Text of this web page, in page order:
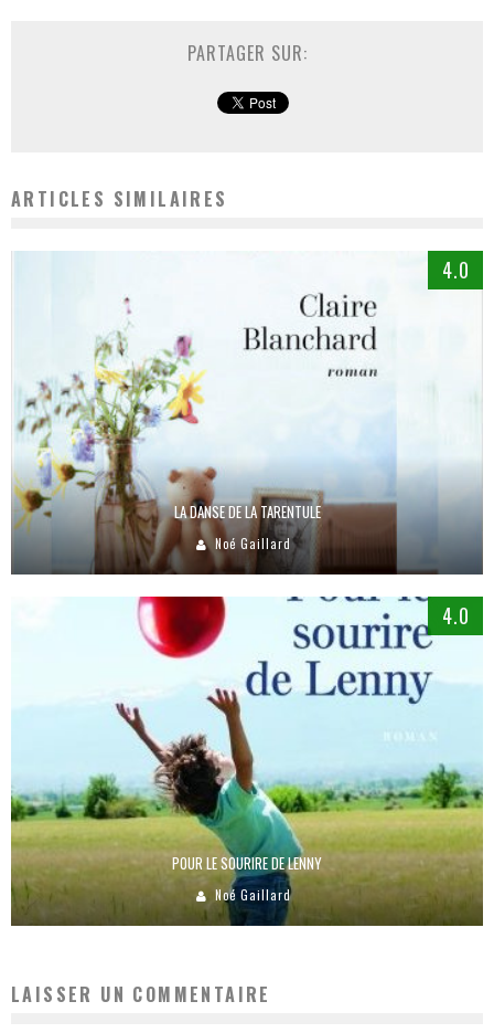
PARTAGER SUR:
ARTICLES SIMILAIRES
4.0
LA DANSE DE LA TARENTULE
Noé Gaillard
4.0
POUR LE SOURIRE DE LENNY
Noé Gaillard
LAISSER UN COMMENTAIRE